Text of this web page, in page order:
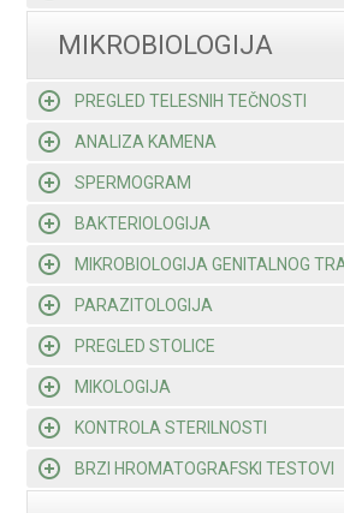
MIKROBIOLOGIJA
PREGLED TELESNIH TEČNOSTI
ANALIZA KAMENA
SPERMOGRAM
BAKTERIOLOGIJA
MIKROBIOLOGIJA GENITALNOG
PARAZITOLOGIJA
PREGLED STOLICE
MIKOLOGIJA
KONTROLA STERILNOSTI
BRZI HROMATOGRAFSKI TESTOVI